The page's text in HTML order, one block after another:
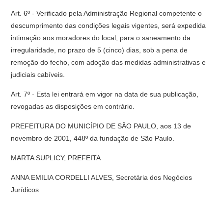
Art. 6º - Verificado pela Administração Regional competente o
descumprimento das condições legais vigentes, será expedida
intimação aos moradores do local, para o saneamento da
irregularidade, no prazo de 5 (cinco) dias, sob a pena de
remoção do fecho, com adoção das medidas administrativas e
judiciais cabíveis.
Art. 7º - Esta lei entrará em vigor na data de sua publicação,
revogadas as disposições em contrário.
PREFEITURA DO MUNICÍPIO DE SÃO PAULO, aos 13 de
novembro de 2001, 448º da fundação de São Paulo.
MARTA SUPLICY, PREFEITA
ANNA EMILIA CORDELLI ALVES, Secretária dos Negócios
Jurídicos